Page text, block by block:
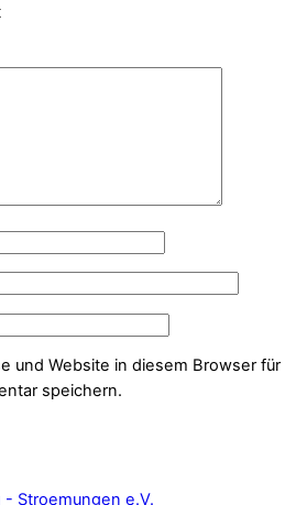
und Website in diesem Browser für
speichern.
- Stroemungen e.V.